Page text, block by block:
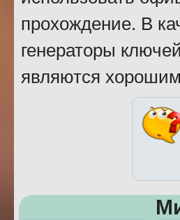
прохождение. В
генераторы
являются